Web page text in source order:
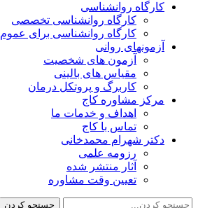
کارگاه روانشناسی
کارگاه روانشناسی تخصصی
کارگاه روانشناسی برای عموم
آزمونهای روانی
آزمون های شخصیت
مقیاس های بالینی
کاربرگ و پروتکل درمان
مرکز مشاوره کاج
اهداف و خدمات ما
تماس با کاج
دکتر شهرام محمدخانی
رزومه علمی
آثار منتشر شده
تعیین وقت مشاوره